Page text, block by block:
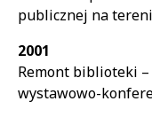
publicznej na
2001
Remont biblioteki –
wystawowo-